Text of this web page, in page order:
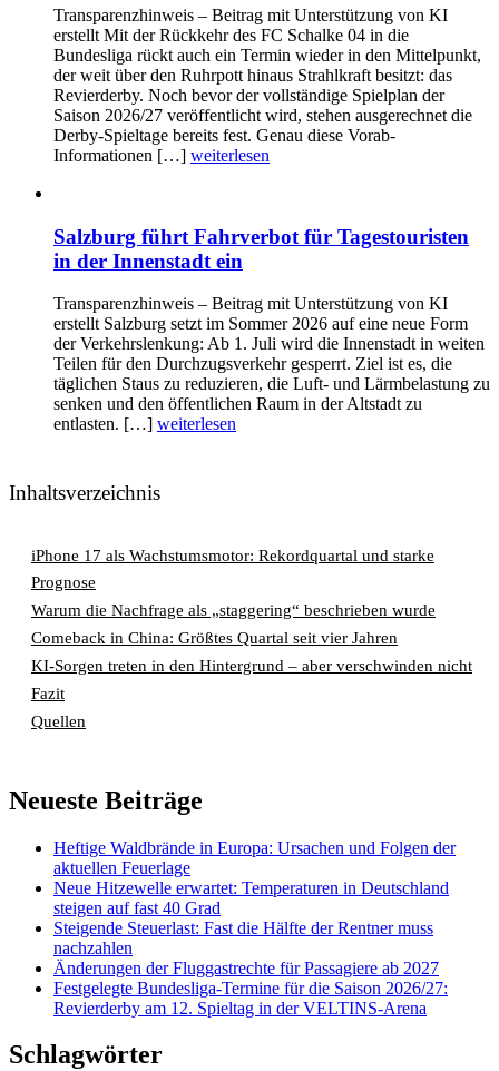
Transparenzhinweis – Beitrag mit Unterstützung von KI
erstellt Mit der Rückkehr des FC Schalke 04 in die
Bundesliga rückt auch ein Termin wieder in den Mittelpunkt,
der weit über den Ruhrpott hinaus Strahlkraft besitzt: das
Revierderby. Noch bevor der vollständige Spielplan der
Saison 2026/27 veröffentlicht wird, stehen ausgerechnet die
Derby-Spieltage bereits fest. Genau diese Vorab-
Informationen […] weiterlesen
Salzburg führt Fahrverbot für Tagestouristen
in der Innenstadt ein
Transparenzhinweis – Beitrag mit Unterstützung von KI
erstellt Salzburg setzt im Sommer 2026 auf eine neue Form
der Verkehrslenkung: Ab 1. Juli wird die Innenstadt in weiten
Teilen für den Durchzugsverkehr gesperrt. Ziel ist es, die
täglichen Staus zu reduzieren, die Luft- und Lärmbelastung zu
senken und den öffentlichen Raum in der Altstadt zu
entlasten. […] weiterlesen
Inhaltsverzeichnis
iPhone 17 als Wachstumsmotor: Rekordquartal und starke
Prognose
Warum die Nachfrage als „staggering“ beschrieben wurde
Comeback in China: Größtes Quartal seit vier Jahren
KI-Sorgen treten in den Hintergrund – aber verschwinden nicht
Fazit
Quellen
Neueste Beiträge
Heftige Waldbrände in Europa: Ursachen und Folgen der
aktuellen Feuerlage
Neue Hitzewelle erwartet: Temperaturen in Deutschland
steigen auf fast 40 Grad
Steigende Steuerlast: Fast die Hälfte der Rentner muss
nachzahlen
Änderungen der Fluggastrechte für Passagiere ab 2027
Festgelegte Bundesliga-Termine für die Saison 2026/27:
Revierderby am 12. Spieltag in der VELTINS-Arena
Schlagwörter